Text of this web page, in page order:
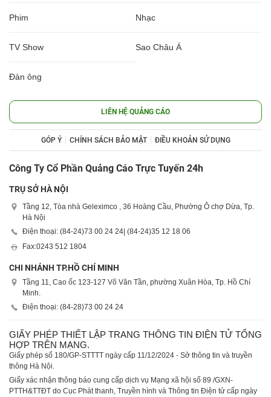
Phim Nhạc
TV Show Sao Châu Á
Đàn ông
LIÊN HỆ QUẢNG CÁO
GÓP Ý CHÍNH SÁCH BẢO MẬT ĐIỀU KHOẢN SỬ DỤNG
Công Ty Cổ Phần Quảng Cáo Trực Tuyến 24h
TRỤ SỞ HÀ NỘI
Tầng 12, Tòa nhà Geleximco , 36 Hoàng Cầu, Phường Ô chợ Dừa, Tp.
Hà Nội
Điện thoại: (84-24)73 00 24 24| (84-24)35 12 18 06
Fax:0243 512 1804
CHI NHÁNH TP.HỒ CHÍ MINH
Tầng 11, Cao ốc 123-127 Võ Văn Tần, phường Xuân Hòa, Tp. Hồ Chí
Minh.
Điện thoại: (84-28)73 00 24 24
GIẤY PHÉP THIẾT LẬP TRANG THÔNG TIN ĐIỆN TỬ TỔNG
HỢP TRÊN MẠNG.
Giấy phép số 180/GP-STTTT ngày cấp 11/12/2024 - Sở thông tin và truyền
thông Hà Nội.
Giấy xác nhận thông báo cung cấp dịch vụ Mạng xã hội số 89 /GXN-
PTTH&TTĐT do Cục Phát thanh, Truyền hình và Thông tin Điện tử cấp ngày